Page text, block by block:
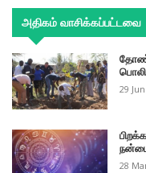
அதிகம் வாசிக்கப்பட்டவை
29
28